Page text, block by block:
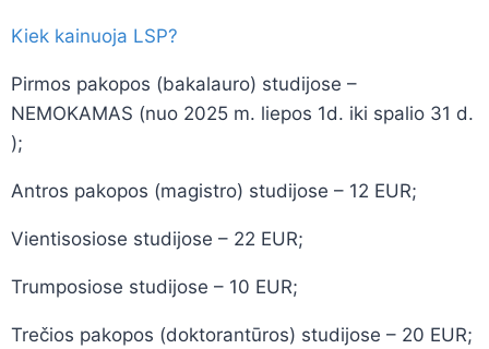
Kiek kainuoja LSP?
Pirmos pakopos (bakalauro) studijose –
NEMOKAMAS (nuo 2025 m. liepos 1d. iki spalio 31 d.
);
Antros pakopos (magistro) studijose – 12 EUR;
Vientisosiose studijose – 22 EUR;
Trumposiose studijose – 10 EUR;
Trečios pakopos (doktorantūros) studijose – 20 EUR;